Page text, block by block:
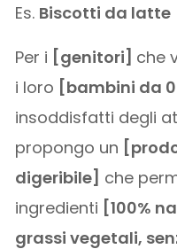
Es. Biscotti da latte
Per i [genitori] che
i loro [bambini da
insoddisfatti degli
propongo un
digeribile] che
ingredienti [100%
grassi vegetali,